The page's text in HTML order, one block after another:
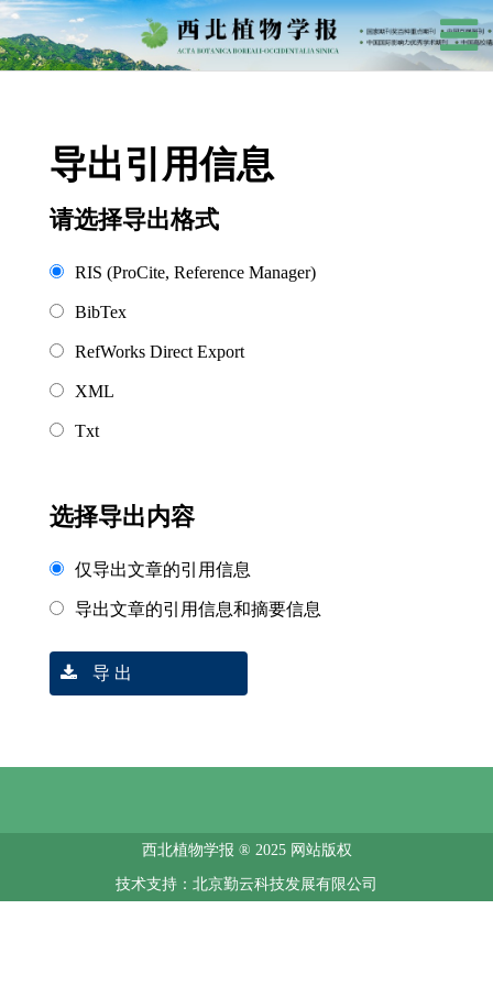
导出引用信息
请选择导出格式
RIS (ProCite, Reference Manager)
BibTex
RefWorks Direct Export
XML
Txt
选择导出内容
仅导出文章的引用信息
导出文章的引用信息和摘要信息
导 出
西北植物学报 ® 2025 网站版权
技术支持：北京勤云科技发展有限公司